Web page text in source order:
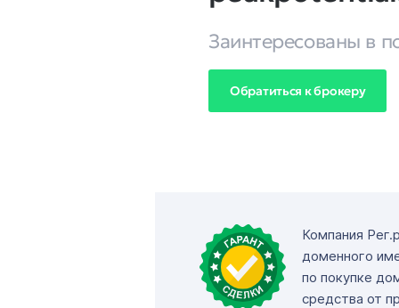
Заинтересованы в
Обратиться к брокеру
Компания
доменного
по покупке
средства от